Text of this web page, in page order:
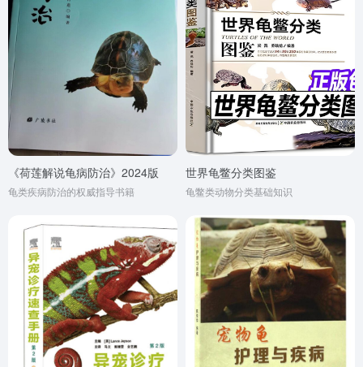
《荷莲解说龟病防治》2024版
龟类疾病防治的权威指导书籍
世界龟鳖分类图鉴
龟鳖类动物分类基础知识